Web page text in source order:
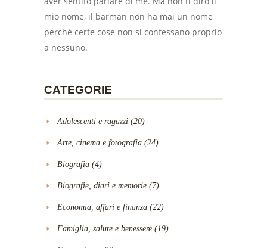
mio nome, il barman non ha mai un nome
perchè certe cose non si confessano proprio
a nessuno.
CATEGORIE
Adolescenti e ragazzi (20)
Arte, cinema e fotografia (24)
Biografia (4)
Biografie, diari e memorie (7)
Economia, affari e finanza (22)
Famiglia, salute e benessere (19)